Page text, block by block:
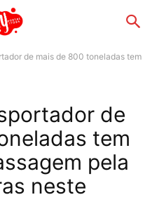
de mais de 800 toneladas tem
de
tem
pela
neste